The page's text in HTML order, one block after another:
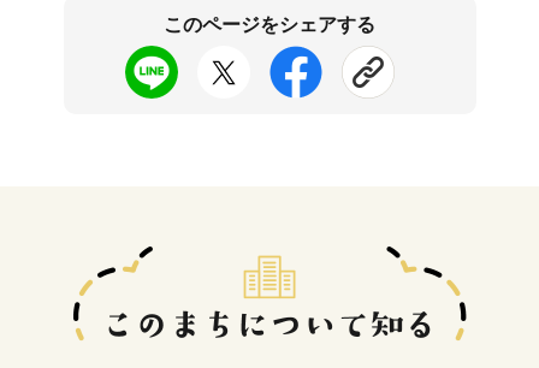
このページをシェアする